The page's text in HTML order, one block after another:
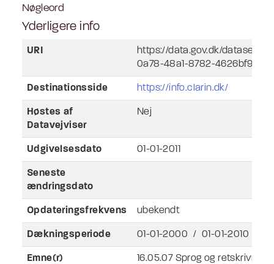
Nøgleord
Yderligere info
URI
https://data.gov.dk/dataset/
0a78-48a1-8782-
Destinationsside https://info.clarin.dk/
Høstes af
Datavejviser
Nej
Udgivelsesdato 01-01-2011
Seneste
ændringsdato
Opdateringsfrekvens ubekendt
Dækningsperiode 01-01-2000 / 01-01-2010
Emne(r)
16.05.07 Sprog og retskrivning